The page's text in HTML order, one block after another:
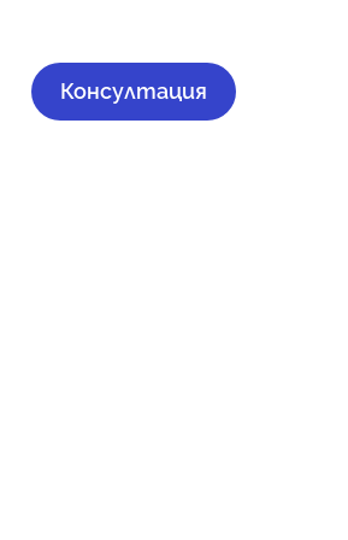
Консултация